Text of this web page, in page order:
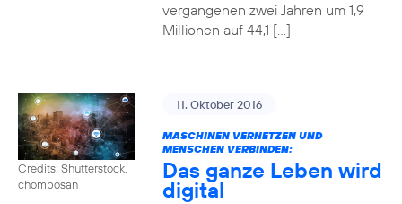
vergangenen zwei Jahren um 1,9
Millionen auf 44,1 […]
Credits: Shutterstock,
chombosan
11. Oktober 2016
MASCHINEN VERNETZEN UND
MENSCHEN VERBINDEN:
Das ganze Leben wird
digital